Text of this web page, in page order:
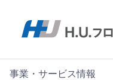
事業・サービス情報